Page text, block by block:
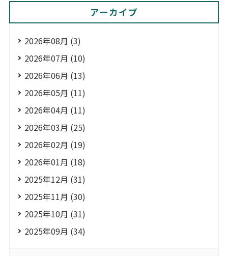
アーカイブ
2026年08月 (3)
2026年07月 (10)
2026年06月 (13)
2026年05月 (11)
2026年04月 (11)
2026年03月 (25)
2026年02月 (19)
2026年01月 (18)
2025年12月 (31)
2025年11月 (30)
2025年10月 (31)
2025年09月 (34)